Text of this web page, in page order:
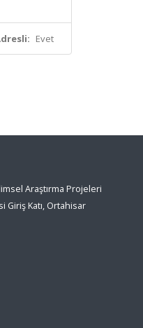
Evet
Araştırma Projeleri
Giriş Katı, Ortahisar